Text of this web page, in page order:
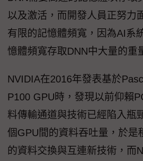
以及激活，而開發人員正努力
有限的記憶體頻寬，因為AI系
憶體頻寬存取DNN中大量的重
NVIDIA在2016年發表基於
P100 GPU時，發現以前仰賴
料傳輸通道與技術已經陷入瓶
個GPU間的資料吞吐量，於是
的資料交換與互連新技術，而